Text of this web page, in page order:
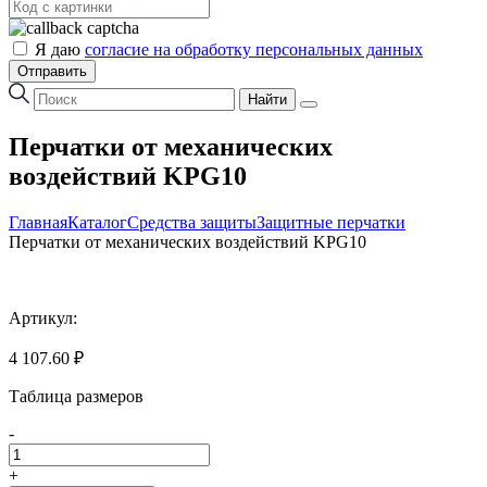
Я даю согласие на обработку персональных данных
Отправить
Найти
Перчатки от механических
воздействий KPG10
ГлавнаяКаталогСредства защитыЗащитные перчатки
Перчатки от механических воздействий KPG10
Артикул:
4 107.60 ₽
Таблица размеров
-
+